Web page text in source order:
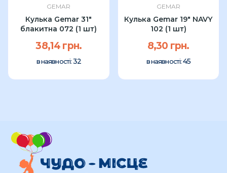
GEMAR
Кулька Gemar 31"
блакитна 072 (1 шт)
38,14 грн.
в наявності: 32
GEMAR
Кулька Gemar 19" NAVY
102 (1 шт)
8,30 грн.
в наявності: 45